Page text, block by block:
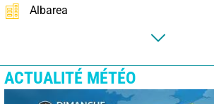
Albarea
ACTUALITÉ MÉTÉO